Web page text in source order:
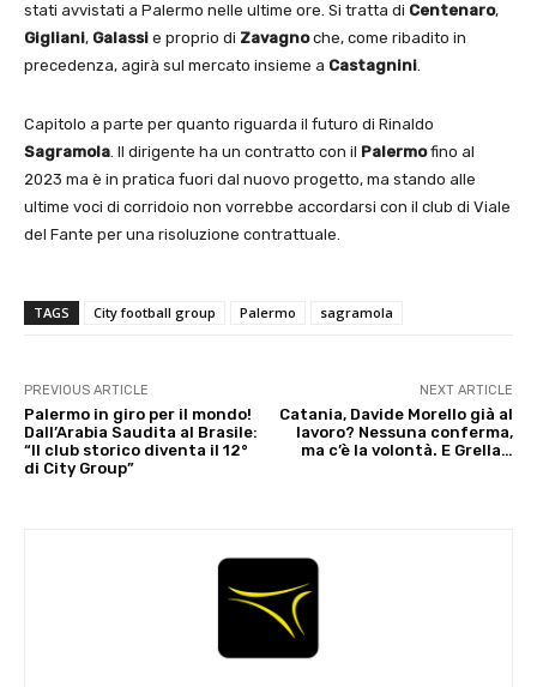
stati avvistati a Palermo nelle ultime ore. Si tratta di Centenaro,
Gigliani, Galassi e proprio di Zavagnoche, come ribadito in
precedenza, agirà sul mercato insieme a Castagnini.
Capitolo a parte per quanto riguarda il futuro di Rinaldo
Sagramola. Il dirigente ha un contratto con il Palermofino al
2023 ma è in pratica fuori dal nuovo progetto, ma stando alle
ultime voci di corridoio non vorrebbe accordarsi con il club di Viale
del Fante per una risoluzione contrattuale.
TAGS City football group Palermo sagramola
PREVIOUS ARTICLE
Palermo in giro per il mondo!
Dall’Arabia Saudita al Brasile:
“Il club storico diventa il 12°
di City Group”
NEXT ARTICLE
Catania, Davide Morello già al
lavoro? Nessuna conferma,
ma c’è la volontà. E Grella…